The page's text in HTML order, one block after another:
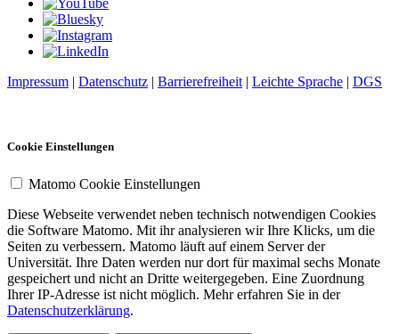
Impressum | Datenschutz | Barrierefreiheit | Leichte Sprache | DGS
Cookie Einstellungen
Matomo Cookie Einstellungen
Diese Webseite verwendet neben technisch notwendigen Cookies
die Software Matomo. Mit ihr analysieren wir Ihre Klicks, um die
Seiten zu verbessern. Matomo läuft auf einem Server der
Universität. Ihre Daten werden nur dort für maximal sechs Monate
gespeichert und nicht an Dritte weitergegeben. Eine Zuordnung
Ihrer IP-Adresse ist nicht möglich. Mehr erfahren Sie in der
Datenschutzerklärung.